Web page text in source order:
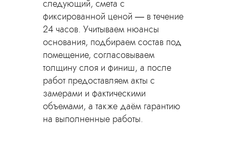
следующий, смета с
фиксированной ценой — в течение
24 часов. Учитываем нюансы
основания, подбираем состав под
помещение, согласовываем
толщину слоя и финиш, а после
работ предоставляем акты с
замерами и фактическими
объемами, а также даём гарантию
на выполненные работы.